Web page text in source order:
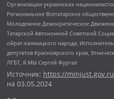
Организации украинских
Региональное Всетатарское
Молодежное Демократическое
Татарской Автономной Советской
ойрат-калмыцкого народа,
депутатов Красноярского края,
ЛГБТ, Я.МЫ Сергей Фургал
Источник: https://
на 03.05.2024